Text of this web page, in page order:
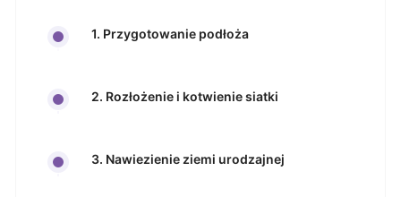
1. Przygotowanie podłoża
2. Rozłożenie i kotwienie siatki
3. Nawiezienie ziemi urodzajnej